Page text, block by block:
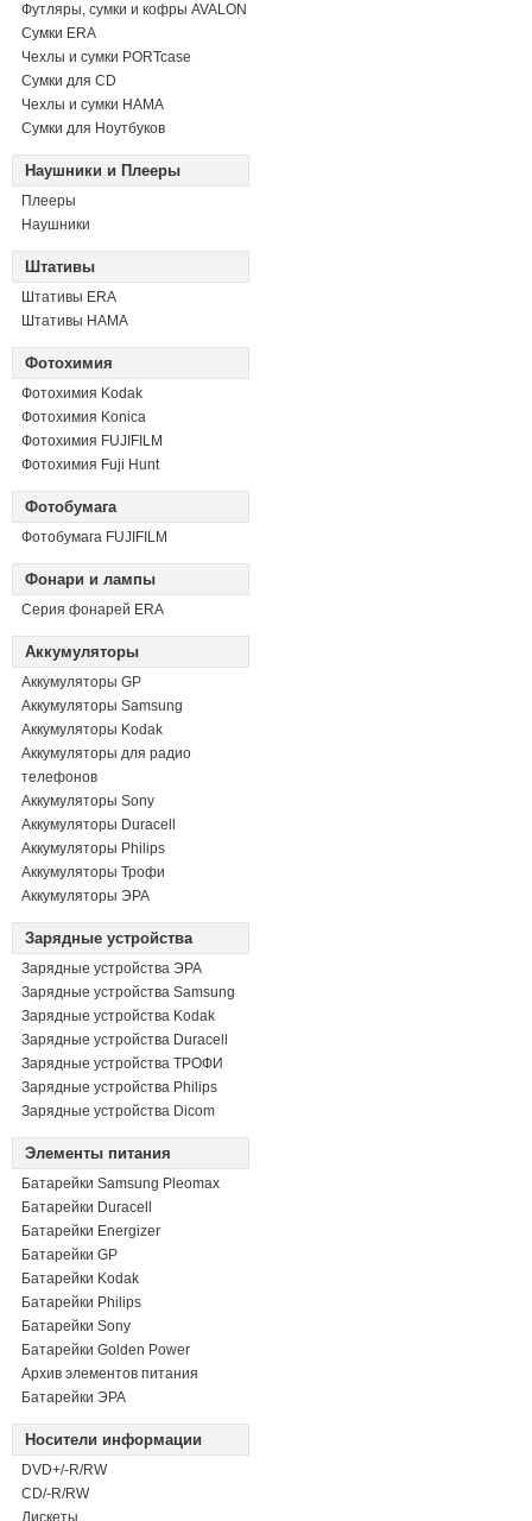
Футляры, сумки и кофры AVALON
Сумки ERA
Чехлы и сумки PORTcase
Сумки для CD
Чехлы и сумки HAMA
Сумки для Ноутбуков
Наушники и Плееры
Плееры
Наушники
Штативы
Штативы ERA
Штативы HAMA
Фотохимия
Фотохимия Kodak
Фотохимия Konica
Фотохимия FUJIFILM
Фотохимия Fuji Hunt
Фотобумага
Фотобумага FUJIFILM
Фонари и лампы
Серия фонарей ERA
Аккумуляторы
Аккумуляторы GP
Аккумуляторы Samsung
Аккумуляторы Kodak
Аккумуляторы для радио
телефонов
Аккумуляторы Sony
Аккумуляторы Duracell
Аккумуляторы Philips
Аккумуляторы Трофи
Аккумуляторы ЭРА
Зарядные устройства
Зарядные устройства ЭРА
Зарядные устройства Samsung
Зарядные устройства Kodak
Зарядные устройства Duracell
Зарядные устройства ТРОФИ
Зарядные устройства Philips
Зарядные устройства Dicom
Элементы питания
Батарейки Samsung Pleomax
Батарейки Duracell
Батарейки Energizer
Батарейки GP
Батарейки Kodak
Батарейки Philips
Батарейки Sony
Батарейки Golden Power
Архив элементов питания
Батарейки ЭРА
Носители информации
DVD+/-R/RW
СD/-R/RW
Дискеты